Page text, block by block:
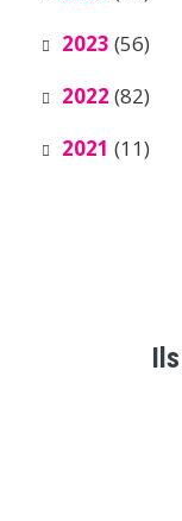
2023 (56)
2022 (82)
2021 (11)